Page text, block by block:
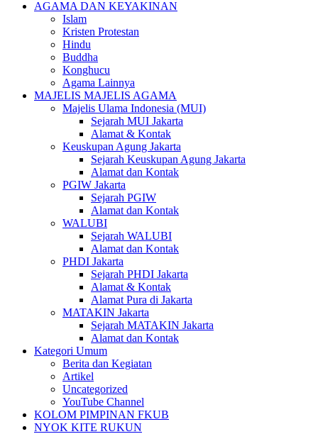
AGAMA DAN KEYAKINAN
Islam
Kristen Protestan
Hindu
Buddha
Konghucu
Agama Lainnya
MAJELIS MAJELIS AGAMA
Majelis Ulama Indonesia (MUI)
Sejarah MUI Jakarta
Alamat & Kontak
Keuskupan Agung Jakarta
Sejarah Keuskupan Agung Jakarta
Alamat dan Kontak
PGIW Jakarta
Sejarah PGIW
Alamat dan Kontak
WALUBI
Sejarah WALUBI
Alamat dan Kontak
PHDI Jakarta
Sejarah PHDI Jakarta
Alamat & Kontak
Alamat Pura di Jakarta
MATAKIN Jakarta
Sejarah MATAKIN Jakarta
Alamat dan Kontak
Kategori Umum
Berita dan Kegiatan
Artikel
Uncategorized
YouTube Channel
KOLOM PIMPINAN FKUB
NYOK KITE RUKUN